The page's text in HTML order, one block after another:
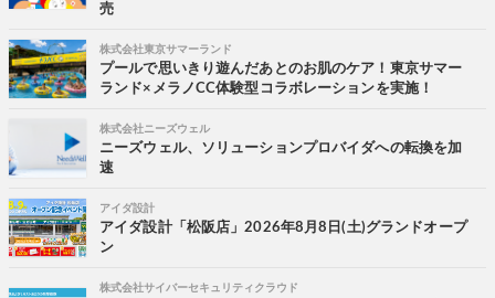
売
株式会社東京サマーランド
プールで思いきり遊んだあとのお肌のケア！東京サマー
ランド×メラノCC体験型コラボレーションを実施！
株式会社ニーズウェル
ニーズウェル、ソリューションプロバイダへの転換を加
速
アイダ設計
アイダ設計「松阪店」2026年8月8日(土)グランドオープ
ン
株式会社サイバーセキュリティクラウド